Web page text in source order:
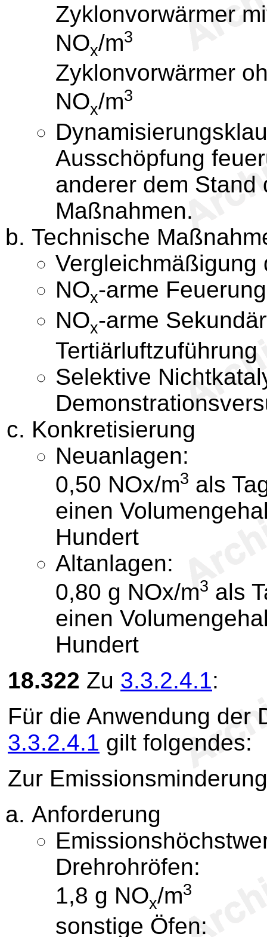
Zyklonvorwärmer
NOx/m3
Zyklonvorwärmer
NOx/m3
Ausschöpfung
anderer dem Stand
Maßnahmen.
Technische
Vergleichmäßigung
NOx-arme
NOx-arme
Tertiärluftzuführung
Selektive
Konkretisierung
Neuanlagen:
0,50 NOx/m3 als
einen
Hundert
Altanlagen:
0,80 g NOx/m3 als
einen
Hundert
18.322 Zu 3.3.2.4.1:
Für die Anwendung der
3.3.2.4.1 gilt folgendes:
Zur
Anforderung
Drehrohröfen:
1,8 g NOx/m3
sonstige Öfen: